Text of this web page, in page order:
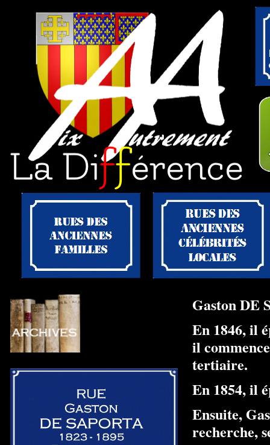
Gaston DE
En 1846, il
il
tertiaire.
En 1854, il
Ensuite,
recherche,